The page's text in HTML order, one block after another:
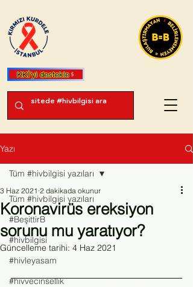
KKİ'yi destekle
Yazı
Tüm #hivbilgisi yazıları
#BeşittirB
#hivbilgisi
#hivleyasam
#hivvecinsellik
Tüm #hivbilgisi yazıları
Koronavirüs ereksiyon
sorunu mu yaratıyor?
3 Haz 2021 2 dakikada okunur
Güncelleme tarihi: 4 Haz 2021